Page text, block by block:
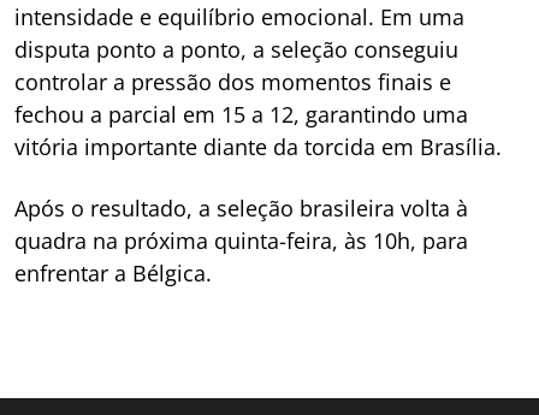
intensidade e equilíbrio emocional. Em uma
disputa ponto a ponto, a seleção conseguiu
controlar a pressão dos momentos finais e
fechou a parcial em 15 a 12, garantindo uma
vitória importante diante da torcida em Brasília.
Após o resultado, a seleção brasileira volta à
quadra na próxima quinta-feira, às 10h, para
enfrentar a Bélgica.